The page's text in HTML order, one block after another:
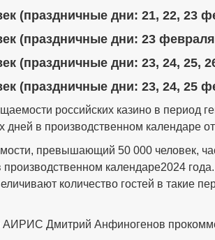
(праздничные дни: 21, 22, 23
(праздничные дни: 23
(праздничные дни: 23, 24, 25,
(праздничные дни: 23, 24, 25
российских казино в период
в производственном календаре от
превышающий 50 000 человек,
календаре2024
количество гостей в такие
АИРИС Дмитрий Анфиногенов